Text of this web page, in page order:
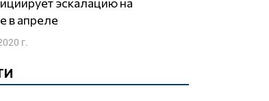
в апреле
г.